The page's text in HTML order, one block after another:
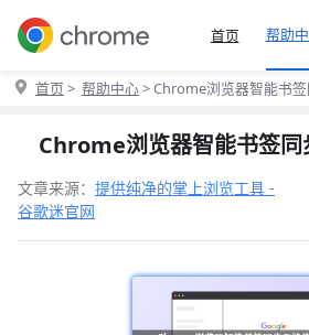
首页 帮助
首页 > 帮助中心> Chrome浏览器智能书
Chrome浏览器智能书签同
文章来源： 提供纯净的掌上浏览工具 -
谷歌迷官网